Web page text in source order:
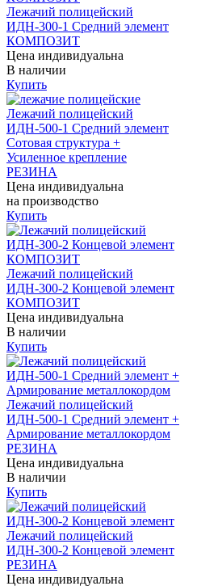
Лежачий полицейский
ИДН-300-1 Средний элемент
КОМПОЗИТ
Цена индивидуальна
В наличии
Купить
Лежачий полицейский
ИДН-500-1 Средний элемент
Сотовая структура +
Усиленное крепление
РЕЗИНА
Цена индивидуальна
на производство
Купить
Лежачий полицейский
ИДН-300-2 Концевой элемент
КОМПОЗИТ
Цена индивидуальна
В наличии
Купить
Лежачий полицейский
ИДН-500-1 Средний элемент +
Армирование металлокордом
РЕЗИНА
Цена индивидуальна
В наличии
Купить
Лежачий полицейский
ИДН-300-2 Концевой элемент
РЕЗИНА
Цена индивидуальна